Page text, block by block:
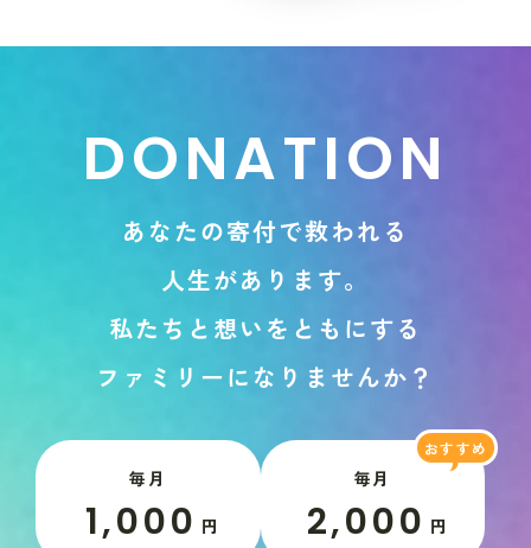
DONATION
あ な たの寄付で救われ る
人生があ り ま す。
私た ち と 想い を と も にする
フ ァ ミ リ ーに な り ま せんか ？
毎月
1,000 円
毎月
2,000 円